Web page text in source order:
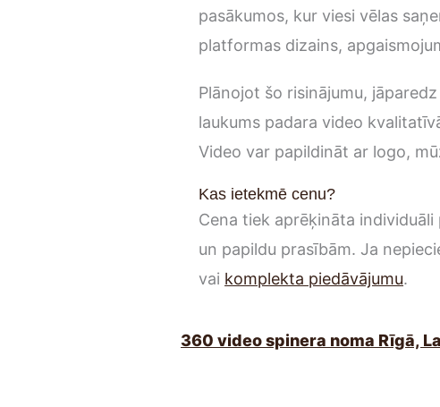
pasākumos, kur viesi vēlas
platformas dizains,
Plānojot šo risinājumu,
laukums padara video
Video var papildināt ar logo,
Kas ietekmē cenu?
Cena tiek aprēķināta
un papildu prasībām. Ja
vai komplekta piedāvājumu.
360 video spinera noma Rīgā,